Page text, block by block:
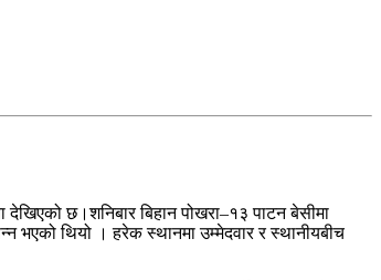
छ।शनिबार बिहान पोखरा–१३ पाटन बेसीमा
भएको थियो । हरेक स्थानमा उम्मेदवार र स्थानीयबीच